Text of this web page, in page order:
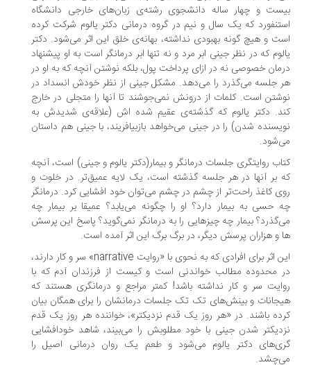
و چهار ساله دانشجوی رشته‌ی زبان‌های خارجی دانشگاه
که یک سال و نیم در گروه درمانی دکتر یالوم شرکت کرده
است و هیچ گونه بهبودی نداشته، بهانه‌ی خلق این اثر می‌‎شود. دکتر
که در نظر جینی ابر مرد و نه تنها ابر درمانگر است به او پیشنهاد
خصوصی نه در ازای پرداخت پول، بلکه نوشتن آنچه که به او در
هر جلسه می‌‎گذرد را می‌‎دهد. مشکل جینی از نظر خودش انسداد در
است. کلمات از درونش نمی‌جوشند تا آنها را متجلی در خارج
دکتر یالوم که گذشته‌ی عقیم شده اش (علاقه‌ی شدیدش به
نویسنده شدن) را در جینی می‌‎خواهد بازبیافریند، با جینی هم داستان
روایتگری جلسات درمانگر و بیمار(دکتر یالوم و جینی) است، آنچه
بر آنها در هر جلسه گذشته است، یک لایه عمیق‌تر. در خلوت و
روی کاغذ راحت‌تر از چشم در چشم می‌‎توان خود افشایی کرد. درمانگر
چه حسی به بیمار دارد؟ او را چگونه می‌‎یابد؟ عمیقا بر بیمار چه
می‌‎گذرد؟ بیمار چه چیزهایی را به درمانگر نمی‌گوید؟ پاسخ این پرسش
و هزاران پرسش دیگر، در برگ برگ این اثر آمده است.
این اثر برای افرادی که به نحوی با «روایت narrative» سر و کار دارند،
محدوده مطالب خواندنی است و کیست از فرزندان آدم که با
سر و کار نداشته باشد! کمتر مراجع و درمانگری هستند که
و بینش‌های تک تک جلسات درمانشان را برای همگان بیان
باشند. در «هر روز یک قدم نزدیکتر»، خواننده هر روز یک قدم
نزدیکتر شدن جینی با خود مطلوبش را می‌‎بیند، شاهد خودافشایی
گری‌های دکتر یالوم می‌‎شود و طعم یک روان درمانی اصیل را